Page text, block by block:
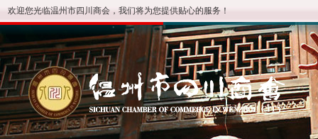
欢迎您光临温州市四川商会，我们将为您提供贴心的服务！